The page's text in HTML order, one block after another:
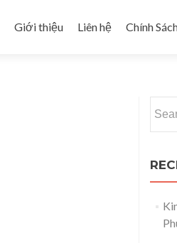
Giới thiệu Liên hệ Chính